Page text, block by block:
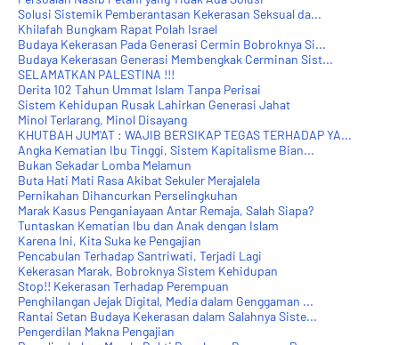
Solusi Sistemik Pemberantasan Kekerasan Seksual da...
Khilafah Bungkam Rapat Polah Israel
Budaya Kekerasan Pada Generasi Cermin Bobroknya Si...
Budaya Kekerasan Generasi Membengkak Cerminan Sist...
SELAMATKAN PALESTINA !!!
Derita 102 Tahun Ummat Islam Tanpa Perisai
Sistem Kehidupan Rusak Lahirkan Generasi Jahat
Minol Terlarang, Minol Disayang
KHUTBAH JUM'AT : WAJIB BERSIKAP TEGAS TERHADAP YA...
Angka Kematian Ibu Tinggi, Sistem Kapitalisme Bian...
Bukan Sekadar Lomba Melamun
Buta Hati Mati Rasa Akibat Sekuler Merajalela
Pernikahan Dihancurkan Perselingkuhan
Marak Kasus Penganiayaan Antar Remaja, Salah Siapa?
Tuntaskan Kematian Ibu dan Anak dengan Islam
Karena Ini, Kita Suka ke Pengajian
Pencabulan Terhadap Santriwati, Terjadi Lagi
Kekerasan Marak, Bobroknya Sistem Kehidupan
Stop!! Kekerasan Terhadap Perempuan
Penghilangan Jejak Digital, Media dalam Genggaman ...
Rantai Setan Budaya Kekerasan dalam Salahnya Siste...
Pengerdilan Makna Pengajian